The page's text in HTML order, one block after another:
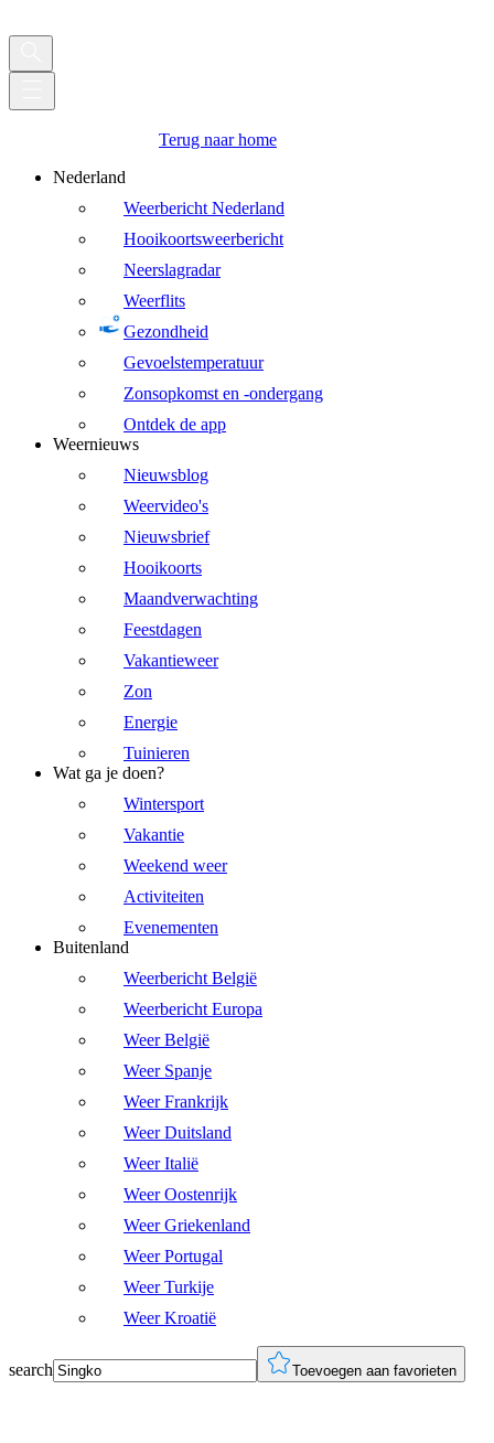
Terug naar home
Nederland
Weerbericht Nederland
Hooikoortsweerbericht
Neerslagradar
Weerflits
Gezondheid
Gevoelstemperatuur
Zonsopkomst en -ondergang
Ontdek de app
Weernieuws
Nieuwsblog
Weervideo's
Nieuwsbrief
Hooikoorts
Maandverwachting
Feestdagen
Vakantieweer
Zon
Energie
Tuinieren
Wat ga je doen?
Wintersport
Vakantie
Weekend weer
Activiteiten
Evenementen
Buitenland
Weerbericht België
Weerbericht Europa
Weer België
Weer Spanje
Weer Frankrijk
Weer Duitsland
Weer Italië
Weer Oostenrijk
Weer Griekenland
Weer Portugal
Weer Turkije
Weer Kroatië
search Toevoegen aan favorieten